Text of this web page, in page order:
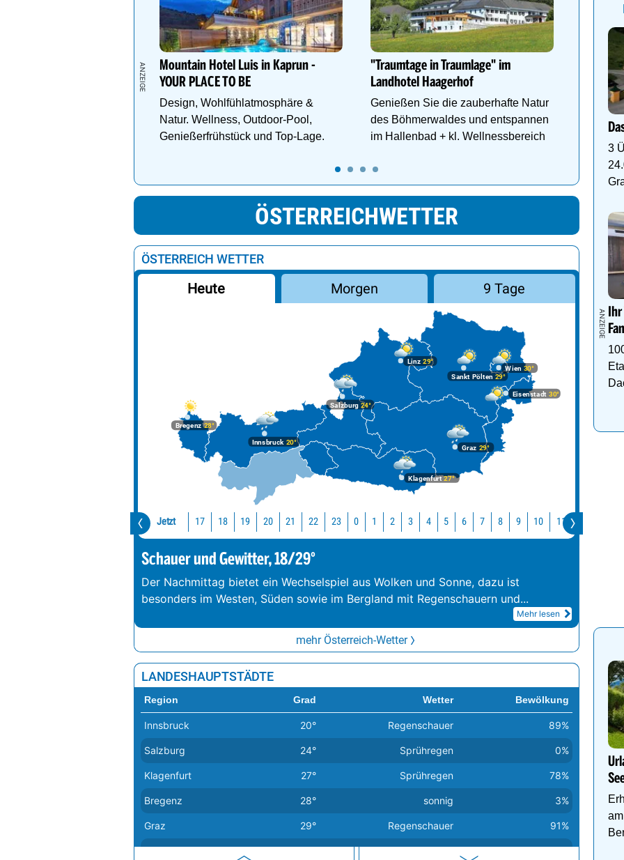
Mountain Hotel Luis in Kaprun -
YOUR PLACE TO BE
Design, Wohlfühlatmosphäre &
Natur. Wellness, Outdoor-Pool,
Genießerfrühstück und Top-Lage.
"Traumtage in Traumlage" im
Landhotel Haagerhof
Genießen Sie die zauberhafte Natur
des Böhmerwaldes und entspannen
im Hallenbad + kl. Wellnessbereich
Alpine
geöffnet!
Die
Welt
ÖSTERREICHWETTER
ÖSTERREICH WETTER
Heute Morgen 9 Tage
Bregenz28°
Graz 29°
Innsbruck20°
Klagenfurt27°
Linz 29°
Salzburg24°
Wien 30°
Eisenstadt 30°
Sankt Pölten 29°
Jetzt 17 18 19 20 21 22 23 0 1 2 3 4 5 6 7 8 9 10 11
Schauer und Gewitter, 18/29°
Der Nachmittag bietet ein Wechselspiel aus Wolken und Sonne, dazu ist
besonders im Westen, Süden sowie im Bergland mit Regenschauern und...
Mehr lesen
mehr Österreich-Wetter
LANDESHAUPTSTÄDTE
Region Grad Wetter Bewölkung
Innsbruck 20° Regenschauer 89%
Salzburg 24° Sprühregen 0%
Klagenfurt 27° Sprühregen 78%
Bregenz 28° sonnig 3%
Graz 29° Regenschauer 91%
Linz 29° heiter 23%
3